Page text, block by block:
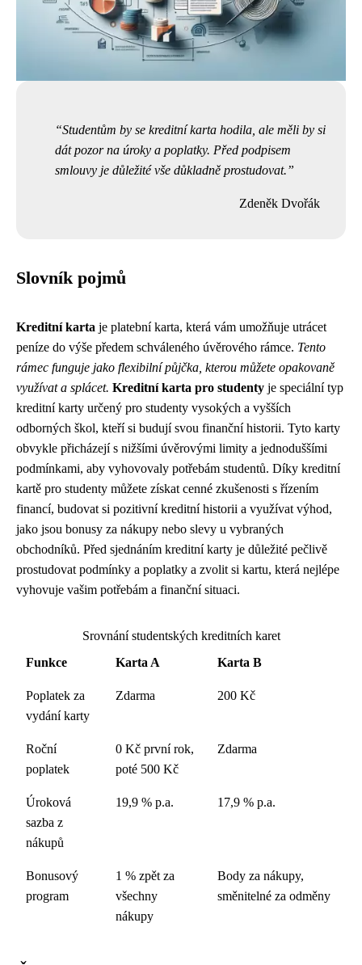
Studentům by se kreditní karta hodila, ale měli by si
dát pozor na úroky a poplatky. Před podpisem
smlouvy je důležité vše důkladně prostudovat.
Zdeněk Dvořák
Slovník pojmů
Kreditní karta je platební karta, která vám umožňuje utrácet
peníze do výše předem schváleného úvěrového rámce. Tento
rámec funguje jako flexibilní půjčka, kterou můžete opakovaně
využívat a splácet. Kreditní karta pro studenty je speciální typ
kreditní karty určený pro studenty vysokých a vyšších
odborných škol, kteří si budují svou finanční historii. Tyto karty
obvykle přicházejí s nižšími úvěrovými limity a jednoduššími
podmínkami, aby vyhovovaly potřebám studentů. Díky kreditní
kartě pro studenty můžete získat cenné zkušenosti s řízením
financí, budovat si pozitivní kreditní historii a využívat výhod,
jako jsou bonusy za nákupy nebo slevy u vybraných
obchodníků. Před sjednáním kreditní karty je důležité pečlivě
prostudovat podmínky a poplatky a zvolit si kartu, která nejlépe
vyhovuje vašim potřebám a finanční situaci.
Srovnání studentských kreditních karet
Funkce
Karta A Karta B
Poplatek za
vydání karty
Zdarma 200 Kč
Roční
poplatek
0 Kč první rok,
poté 500 Kč
Zdarma
Úroková
sazba z
nákupů
19,9 % p.a. 17,9 % p.a.
Bonusový
program
1 % zpět za
všechny
nákupy
Body za nákupy,
směnitelné za odměny